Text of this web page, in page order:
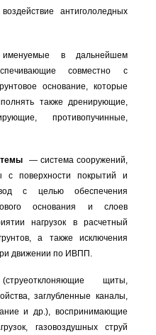
антигололедных
в дальнейшем
совместно с
основание, которые
также дренирующие,
противопучинные,
— система сооружений,
с поверхности покрытий и
с целью обеспечения
основания и слоев
нагрузок в расчетный
а также исключения
движении по ИВПП.
щиты,
заглубленные каналы,
и др.), воспринимающие
газовоздушных струй